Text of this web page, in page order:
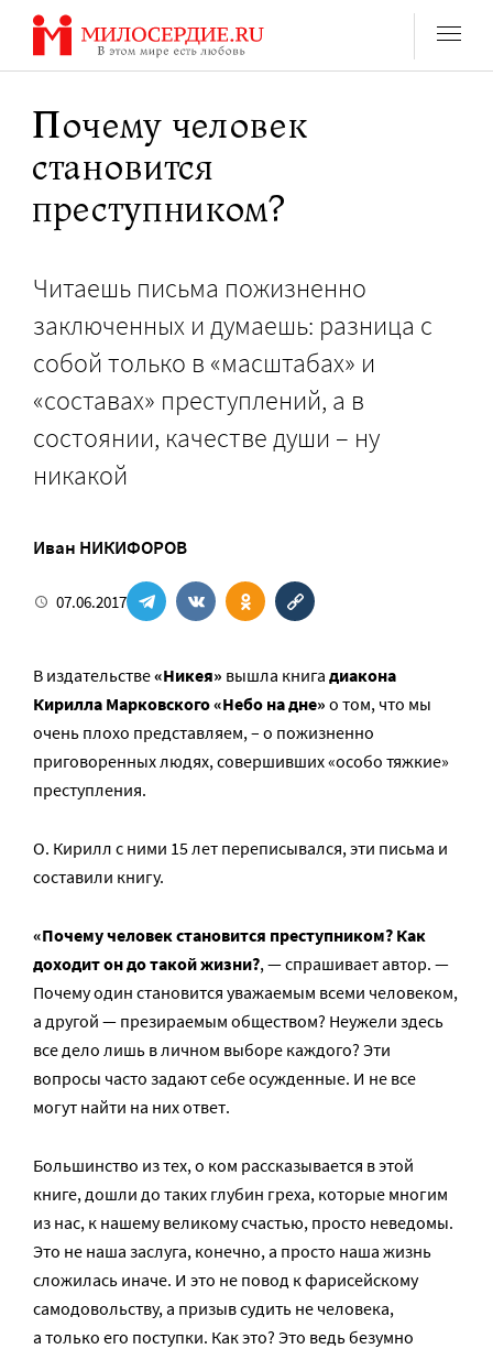
Перейти
содержанию
Почему человек
становится
преступником?
Читаешь письма пожизненно
заключенных и думаешь: разница с
собой только в «масштабах» и
«составах» преступлений, а в
состоянии, качестве души – ну
никакой
Иван НИКИФОРОВ
07.06.2017
В издательстве«Никея» вышла книга диакона
Кирилла Марковского«Небо на дне» о том, что мы
очень плохо представляем, – о пожизненно
приговоренных людях, совершивших «особо тяжкие»
преступления.
О. Кирилл с ними 15 лет переписывался, эти письма и
составили книгу.
«Почему человек становится преступником? Как
доходит он до такой жизни?, — спрашивает автор. —
Почему один становится уважаемым всеми человеком,
а другой — презираемым обществом? Неужели здесь
все дело лишь в личном выборе каждого? Эти
вопросы часто задают себе осужденные. И не все
могут найти на них ответ.
Большинство из тех, о ком рассказывается в этой
книге, дошли до таких глубин греха, которые многим
из нас, к нашему великому счастью, просто неведомы.
Это не наша заслуга, конечно, а просто наша жизнь
сложилась иначе. И это не повод к фарисейскому
самодовольству, а призыв судить не человека,
а только его поступки. Как это? Это ведь безумно